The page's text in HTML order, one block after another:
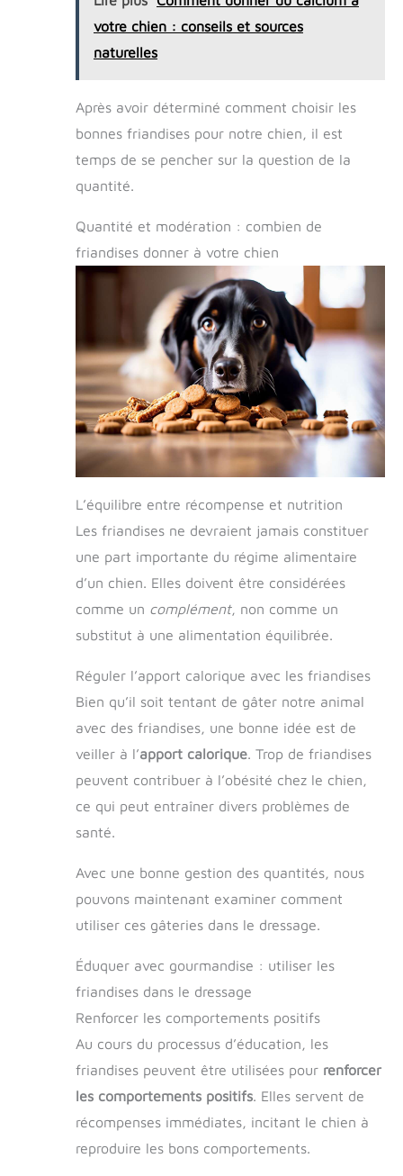
votre chien : conseils et sources
naturelles
Après avoir déterminé comment choisir les
bonnes friandises pour notre chien, il est
temps de se pencher sur la question de la
quantité.
Quantité et modération : combien de
friandises donner à votre chien
L’équilibre entre récompense et nutrition
Les friandises ne devraient jamais constituer
une part importante du régime alimentaire
d’un chien. Elles doivent être considérées
comme un complément, non comme un
substitut à une alimentation équilibrée.
Réguler l’apport calorique avec les friandises
Bien qu’il soit tentant de gâter notre animal
avec des friandises, une bonne idée est de
veiller à l’apport calorique. Trop de friandises
peuvent contribuer à l’obésité chez le chien,
ce qui peut entraîner divers problèmes de
santé.
Avec une bonne gestion des quantités, nous
pouvons maintenant examiner comment
utiliser ces gâteries dans le dressage.
Éduquer avec gourmandise : utiliser les
friandises dans le dressage
Renforcer les comportements positifs
Au cours du processus d’éducation, les
friandises peuvent être utilisées pour renforcer
les comportements positifs. Elles servent de
récompenses immédiates, incitant le chien à
reproduire les bons comportements.